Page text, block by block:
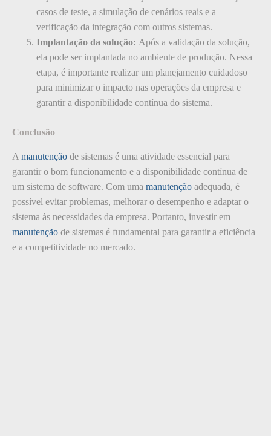
casos de teste, a simulação de cenários reais e a
verificação da integração com outros sistemas.
Implantação da solução: Após a validação da solução,
ela pode ser implantada no ambiente de produção. Nessa
etapa, é importante realizar um planejamento cuidadoso
para minimizar o impacto nas operações da empresa e
garantir a disponibilidade contínua do sistema.
Conclusão
A manutenção de sistemas é uma atividade essencial para
garantir o bom funcionamento e a disponibilidade contínua de
um sistema de software. Com uma manutenção adequada, é
possível evitar problemas, melhorar o desempenho e adaptar o
sistema às necessidades da empresa. Portanto, investir em
manutenção de sistemas é fundamental para garantir a eficiência
e a competitividade no mercado.